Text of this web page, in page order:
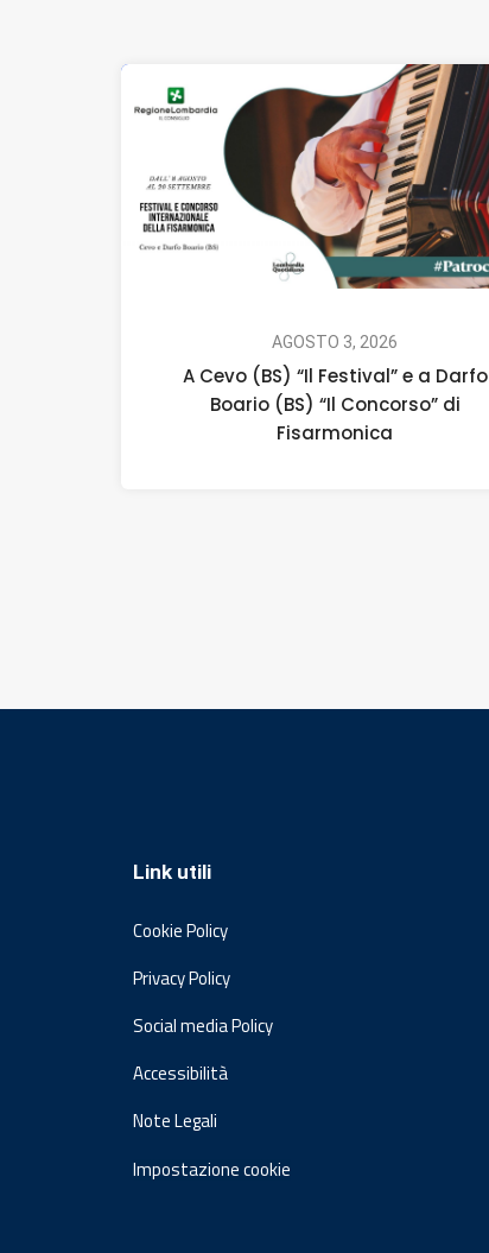
AGOSTO 3, 2026
A Cevo (BS) “Il Festival” e a Darfo
Boario (BS) “Il Concorso” di
Fisarmonica
Link utili
Cookie Policy
Privacy Policy
Social media Policy
Accessibilità
Note Legali
Impostazione cookie